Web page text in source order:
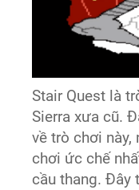
Stair Quest là
Sierra xưa cũ.
về trò chơi
chơi ức chế
cầu thang. Đây